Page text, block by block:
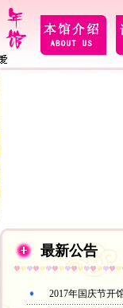
最新公告
2017年国庆节开